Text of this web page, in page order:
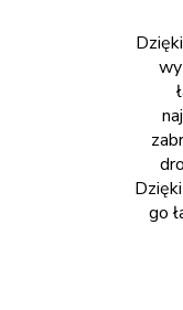
go